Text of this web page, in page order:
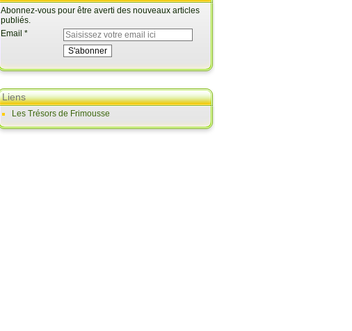
Abonnez-vous pour être averti des nouveaux articles
publiés.
Email
Liens
Les Trésors de Frimousse